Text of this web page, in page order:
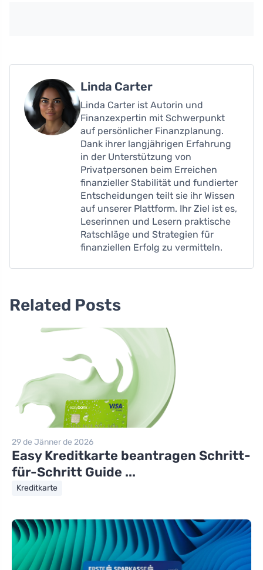
Linda Carter
Linda Carter ist Autorin und
Finanzexpertin mit Schwerpunkt
auf persönlicher Finanzplanung.
Dank ihrer langjährigen Erfahrung
in der Unterstützung von
Privatpersonen beim Erreichen
finanzieller Stabilität und fundierter
Entscheidungen teilt sie ihr Wissen
auf unserer Plattform. Ihr Ziel ist es,
Leserinnen und Lesern praktische
Ratschläge und Strategien für
finanziellen Erfolg zu vermitteln.
Related Posts
29 de Jänner de 2026
Easy Kreditkarte beantragen Schritt-
für-Schritt Guide ...
Kreditkarte